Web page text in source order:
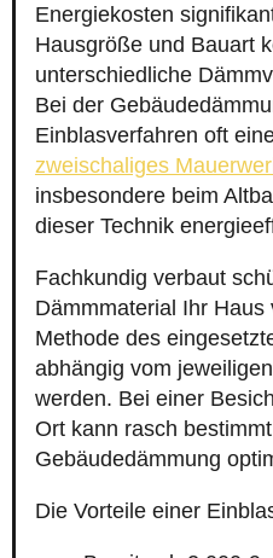
Energiekosten
Hausgröße und Bauart
unterschiedliche
Bei der
Einblasverfahren oft
zweischaliges
insbesondere beim
dieser Technik
Fachkundig verbaut
Dämmmaterial Ihr
Methode des
abhängig vom
werden. Bei einer
Ort kann rasch
Gebäudedämmung
Die Vorteile einer